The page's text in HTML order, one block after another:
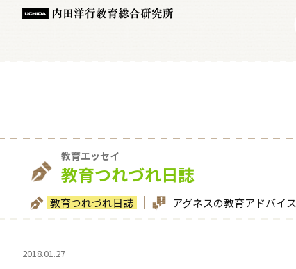
教育エッセイ
教育つれづれ日誌
教育つれづれ日誌 アグネスの教育アドバイス
2018.01.27